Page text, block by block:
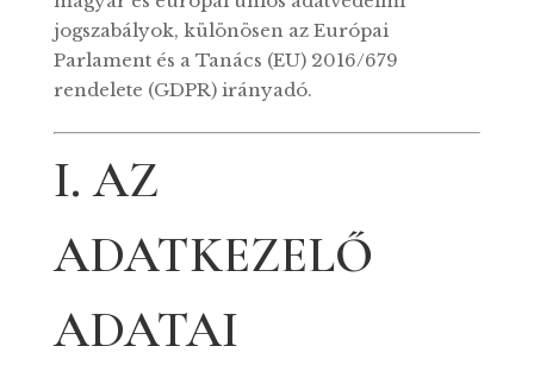
jogszabályok, különösen az Európai
Parlament és a Tanács (EU) 2016/679
rendelete (GDPR) irányadó.
I. AZ
ADATKEZELŐ
ADATAI